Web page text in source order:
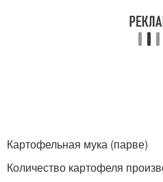
Картофельная мука (парве)
Количество картофеля